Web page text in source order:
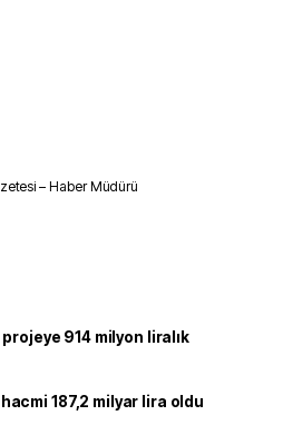
– Haber Müdürü
projeye 914 milyon liralık
187,2 milyar lira oldu